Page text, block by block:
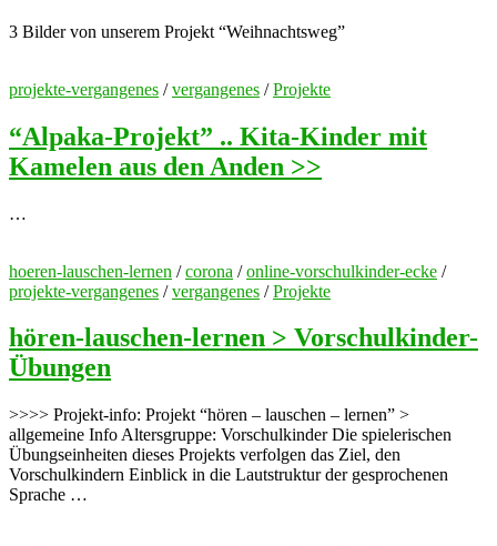
3 Bilder von unserem Projekt “Weihnachtsweg”
projekte-vergangenes /vergangenes /Projekte
“Alpaka-Projekt” .. Kita-Kinder mit
Kamelen aus den Anden >>
…
hoeren-lauschen-lernen /corona /online-vorschulkinder-ecke /
projekte-vergangenes /vergangenes /Projekte
hören-lauschen-lernen > Vorschulkinder-
Übungen
>>>> Projekt-info: Projekt “hören – lauschen – lernen” >
allgemeine Info Altersgruppe: Vorschulkinder Die spielerischen
Übungseinheiten dieses Projekts verfolgen das Ziel, den
Vorschulkindern Einblick in die Lautstruktur der gesprochenen
Sprache …